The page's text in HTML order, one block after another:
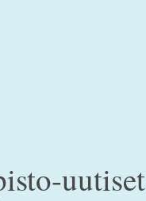
uutiset